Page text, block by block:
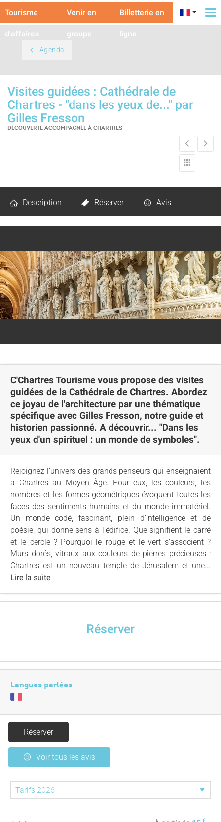
Tourisme
d'affaires
Venir en
groupe
Billetterie en
ligne
Agenda
Visites guidées : Cathédrale de
Chartres - "dans les yeux de..." par
Gilles Fresson
DÉCOUVERTE ACCOMPAGNÉE À CHARTRES
Description Réserver Avis
C'Chartres Tourisme vous propose des visites
guidées de la Cathédrale de Chartres. Abordez
ce joyau de l'architecture par une thématique
spécifique avec Gilles Fresson, notre guide et
historien passionné. A découvrir... "Dans les
yeux d'un spirituel : un monde de symboles".
Rejoignez l’univers des grands penseurs qui enseignaient
à Chartres au Moyen Âge. Pour eux, les couleurs, les
nombres et les formes géométriques évoquent toutes les
faces des sentiments humains et du monde immatériel.
Un monde codé, fascinant, plein d’intelligence et de
poésie, qui donne sens à l’édifice. Que signifient le carré
et le cercle ? Pourquoi le rouge et le vert s’associent ?
Murs dorés, vitraux aux couleurs de pierres précieuses :
Chartres est un nouveau temple de Jérusalem et une...
Lire la suite
Réserver
Langues parlées
Réserver
Voir tous les avis
€